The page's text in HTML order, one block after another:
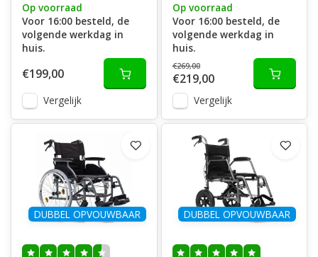
Op voorraad
Voor 16:00 besteld, de
volgende werkdag in
huis.
€199,00
Vergelijk
Op voorraad
Voor 16:00 besteld, de
volgende werkdag in
huis.
€269,00
€219,00
Vergelijk
DUBBEL OPVOUWBAAR DUBBEL OPVOUWBAAR